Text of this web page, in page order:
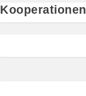
Kooperationen